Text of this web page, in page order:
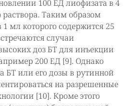
100 ЕД лиофизата в 4
Таким образом
1 мл которого содержится 25
случаи
доз БТ для инъекции
200 ЕД [9]. Однако
БТ или его дозы в рутинной
на разрешенные
[10]. Кроме этого